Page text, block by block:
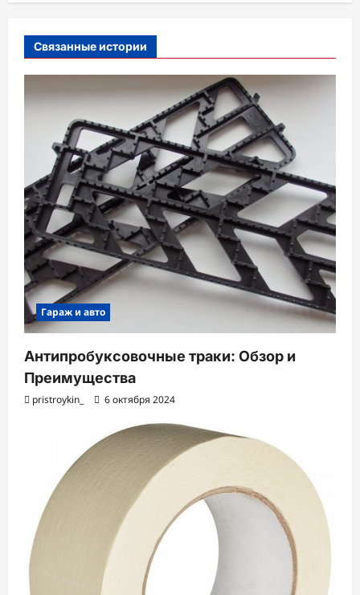
ц
я
з
а
с
и
Связанные истории
Гараж и авто
Антипробуксовочные траки: Обзор и
Преимущества
pristroykin_ 6 октября 2024